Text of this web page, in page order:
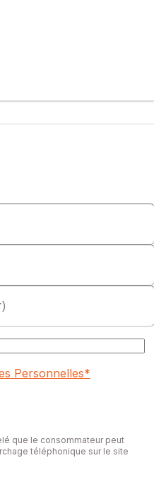
Personnelles*
que le consommateur peut
téléphonique sur le site